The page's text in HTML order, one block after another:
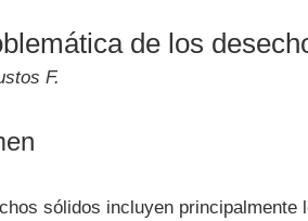
de los
F.
sólidos incluyen